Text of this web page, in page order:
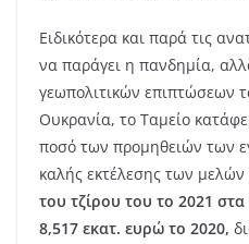
Ειδικότερα και παρά τις
να παράγει η πανδημία,
γεωπολιτικών επιπτώσεων
Ουκρανία, το Ταμείο
ποσό των προμηθειών των
καλής εκτέλεσης των μελών
του τζίρου του το 2021
8,517 εκατ. ευρώ το 2020,